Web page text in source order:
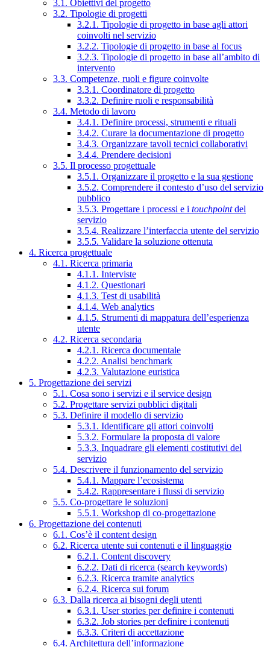
3.1. Obiettivi del progetto
3.2. Tipologie di progetti
3.2.1. Tipologie di progetto in base agli attori
coinvolti nel servizio
3.2.2. Tipologie di progetto in base al focus
3.2.3. Tipologie di progetto in base all’ambito di
intervento
3.3. Competenze, ruoli e figure coinvolte
3.3.1. Coordinatore di progetto
3.3.2. Definire ruoli e responsabilità
3.4. Metodo di lavoro
3.4.1. Definire processi, strumenti e rituali
3.4.2. Curare la documentazione di progetto
3.4.3. Organizzare tavoli tecnici collaborativi
3.4.4. Prendere decisioni
3.5. Il processo progettuale
3.5.1. Organizzare il progetto e la sua gestione
3.5.2. Comprendere il contesto d’uso del servizio
pubblico
3.5.3. Progettare i processi e i touchpointdel
servizio
3.5.4. Realizzare l’interfaccia utente del servizio
3.5.5. Validare la soluzione ottenuta
4. Ricerca progettuale
4.1. Ricerca primaria
4.1.1. Interviste
4.1.2. Questionari
4.1.3. Test di usabilità
4.1.4. Web analytics
4.1.5. Strumenti di mappatura dell’esperienza
utente
4.2. Ricerca secondaria
4.2.1. Ricerca documentale
4.2.2. Analisi benchmark
4.2.3. Valutazione euristica
5. Progettazione dei servizi
5.1. Cosa sono i servizi e il service design
5.2. Progettare servizi pubblici digitali
5.3. Definire il modello di servizio
5.3.1. Identificare gli attori coinvolti
5.3.2. Formulare la proposta di valore
5.3.3. Inquadrare gli elementi costitutivi del
servizio
5.4. Descrivere il funzionamento del servizio
5.4.1. Mappare l’ecosistema
5.4.2. Rappresentare i flussi di servizio
5.5. Co-progettare le soluzioni
5.5.1. Workshop di co-progettazione
6. Progettazione dei contenuti
6.1. Cos’è il content design
6.2. Ricerca utente sui contenuti e il linguaggio
6.2.1. Content discovery
6.2.2. Dati di ricerca (search keywords)
6.2.3. Ricerca tramite analytics
6.2.4. Ricerca sui forum
6.3. Dalla ricerca ai bisogni degli utenti
6.3.1. User stories per definire i contenuti
6.3.2. Job stories per definire i contenuti
6.3.3. Criteri di accettazione
6.4. Architettura dell’informazione